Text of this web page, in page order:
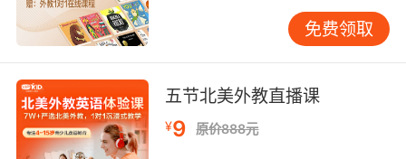
免费领取
五节北美外教直播课
¥9 原价888元